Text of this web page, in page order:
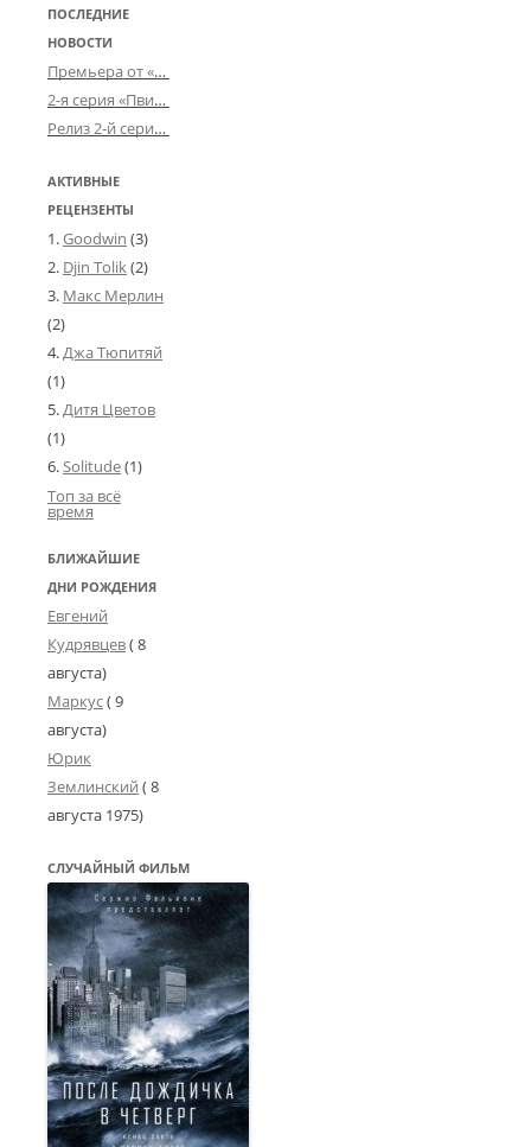
ПОСЛЕДНИЕ
НОВОСТИ
Премьера от «Усталого королевства»: «Игорь начал»
2-я серия «Пвин Тикса» от 2-D
Релиз 2-й серии «БДСМ-людей» от «Аркада Фильм»
АКТИВНЫЕ
РЕЦЕНЗЕНТЫ
Goodwin (3)
Djin Tolik(2)
Макс Мерлин
(2)
Джа Тюпитяй
(1)
Дитя Цветов
(1)
Solitude(1)
Топ за всё
время
БЛИЖАЙШИЕ
ДНИ РОЖДЕНИЯ
Евгений
Кудрявцев( 8
августа)
Маркус( 9
августа)
Юрик
Землинский (8
августа 1975)
СЛУЧАЙНЫЙ ФИЛЬМ